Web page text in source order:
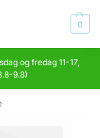
0
og fredag 11-17,
9.8)